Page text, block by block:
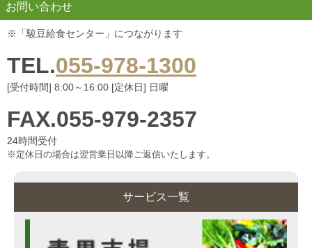
お問い合わせ
※「駿豆給食センター」につながります
TEL.055-978-1300
[受付時間] 8:00～16:00 [定休日] 日曜
FAX.055-979-2357
24時間受付
※定休日の場合は翌営業日以降ご返信いたします。
サービス一覧